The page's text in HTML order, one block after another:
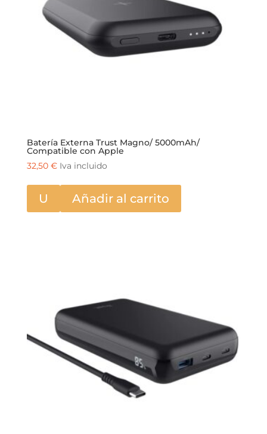
Batería Externa Trust Magno/ 5000mAh/
Compatible con Apple
32,50 € Iva incluido
U Añadir al carrito